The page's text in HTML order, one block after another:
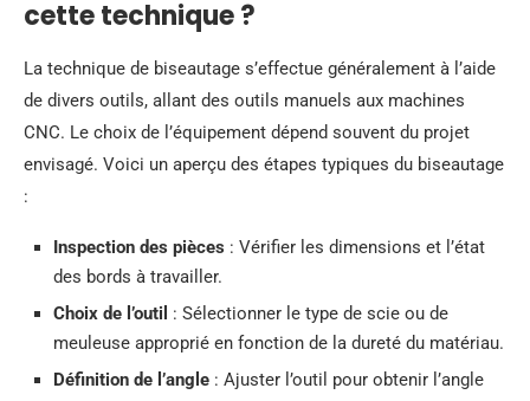
cette technique ?
La technique de biseautage s’effectue généralement à l’aide
de divers outils, allant des outils manuels aux machines
CNC. Le choix de l’équipement dépend souvent du projet
envisagé. Voici un aperçu des étapes typiques du biseautage
:
Inspection des pièces : Vérifier les dimensions et l’état
des bords à travailler.
Choix de l’outil : Sélectionner le type de scie ou de
meuleuse approprié en fonction de la dureté du matériau.
Définition de l’angle : Ajuster l’outil pour obtenir l’angle